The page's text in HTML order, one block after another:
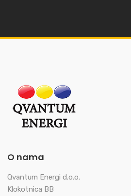
O nama
Qvantum Energi d.o.o.
Klokotnica BB